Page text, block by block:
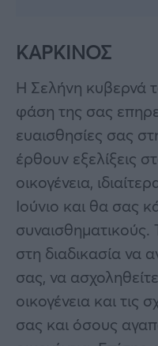
ΚΑΡΚΙΝΟΣ
Η Σελήνη κυβερνά
φάση της σας
ευαισθησίες σας
έρθουν εξελίξεις
οικογένεια,
Ιούνιο και θα σας
στη διαδικασία να
σας, να
οικογένεια και τις
σας και όσους